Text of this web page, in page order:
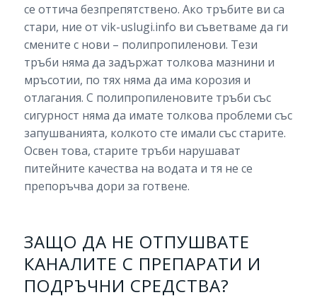
се оттича безпрепятствено. Ако тръбите ви са
стари, ние от vik-uslugi.info ви съветваме да ги
смените с нови – полипропиленови. Тези
тръби няма да задържат толкова мазнини и
мръсотии, по тях няма да има корозия и
отлагания. С полипропиленовите тръби със
сигурност няма да имате толкова проблеми със
запушванията, колкото сте имали със старите.
Освен това, старите тръби нарушават
питейните качества на водата и тя не се
препоръчва дори за готвене.
ЗАЩО ДА НЕ ОТПУШВАТЕ
КАНАЛИТЕ С ПРЕПАРАТИ И
ПОДРЪЧНИ СРЕДСТВА?